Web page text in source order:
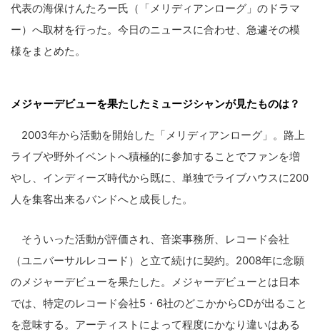
代表の海保けんたろー氏（「メリディアンローグ」のドラマ
ー）へ取材を行った。今日のニュースに合わせ、急遽その模
様をまとめた。
メジャーデビューを果たしたミュージシャンが見たものは？
2003年から活動を開始した「メリディアンローグ」。路上
ライブや野外イベントへ積極的に参加することでファンを増
やし、インディーズ時代から既に、単独でライブハウスに200
人を集客出来るバンドへと成長した。
そういった活動が評価され、音楽事務所、レコード会社
（ユニバーサルレコード）と立て続けに契約。2008年に念願
のメジャーデビューを果たした。メジャーデビューとは日本
では、特定のレコード会社5・6社のどこかからCDが出ること
を意味する。アーティストによって程度にかなり違いはある